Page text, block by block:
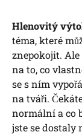
Hlenovitý
téma, které
znepokojit. Ale
na to, co
se s ním
na tváři.
normální a co
jste se dostaly